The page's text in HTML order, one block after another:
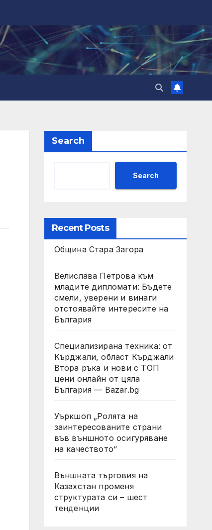
Search
Search
Recent Posts
Община Стара Загора
Велислава Петрова към
младите дипломати: Бъдете
смели, уверени и винаги
отстоявайте интересите на
България
Специализирана техника: от
Кърджали, област Кърджали
Втора ръка и нови с ТОП
цени онлайн от цяла
България — Bazar.bg
Уъркшоп „Ролята на
заинтересованите страни
във външното осигуряване
на качеството“
Външната търговия на
Казахстан променя
структурата си – шест
тенденции